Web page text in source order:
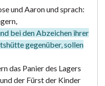
und Aaron und sprach:
bei den Abzeichen ihrer
gegenüber, sollen
das Panier des Lagers
der Fürst der Kinder